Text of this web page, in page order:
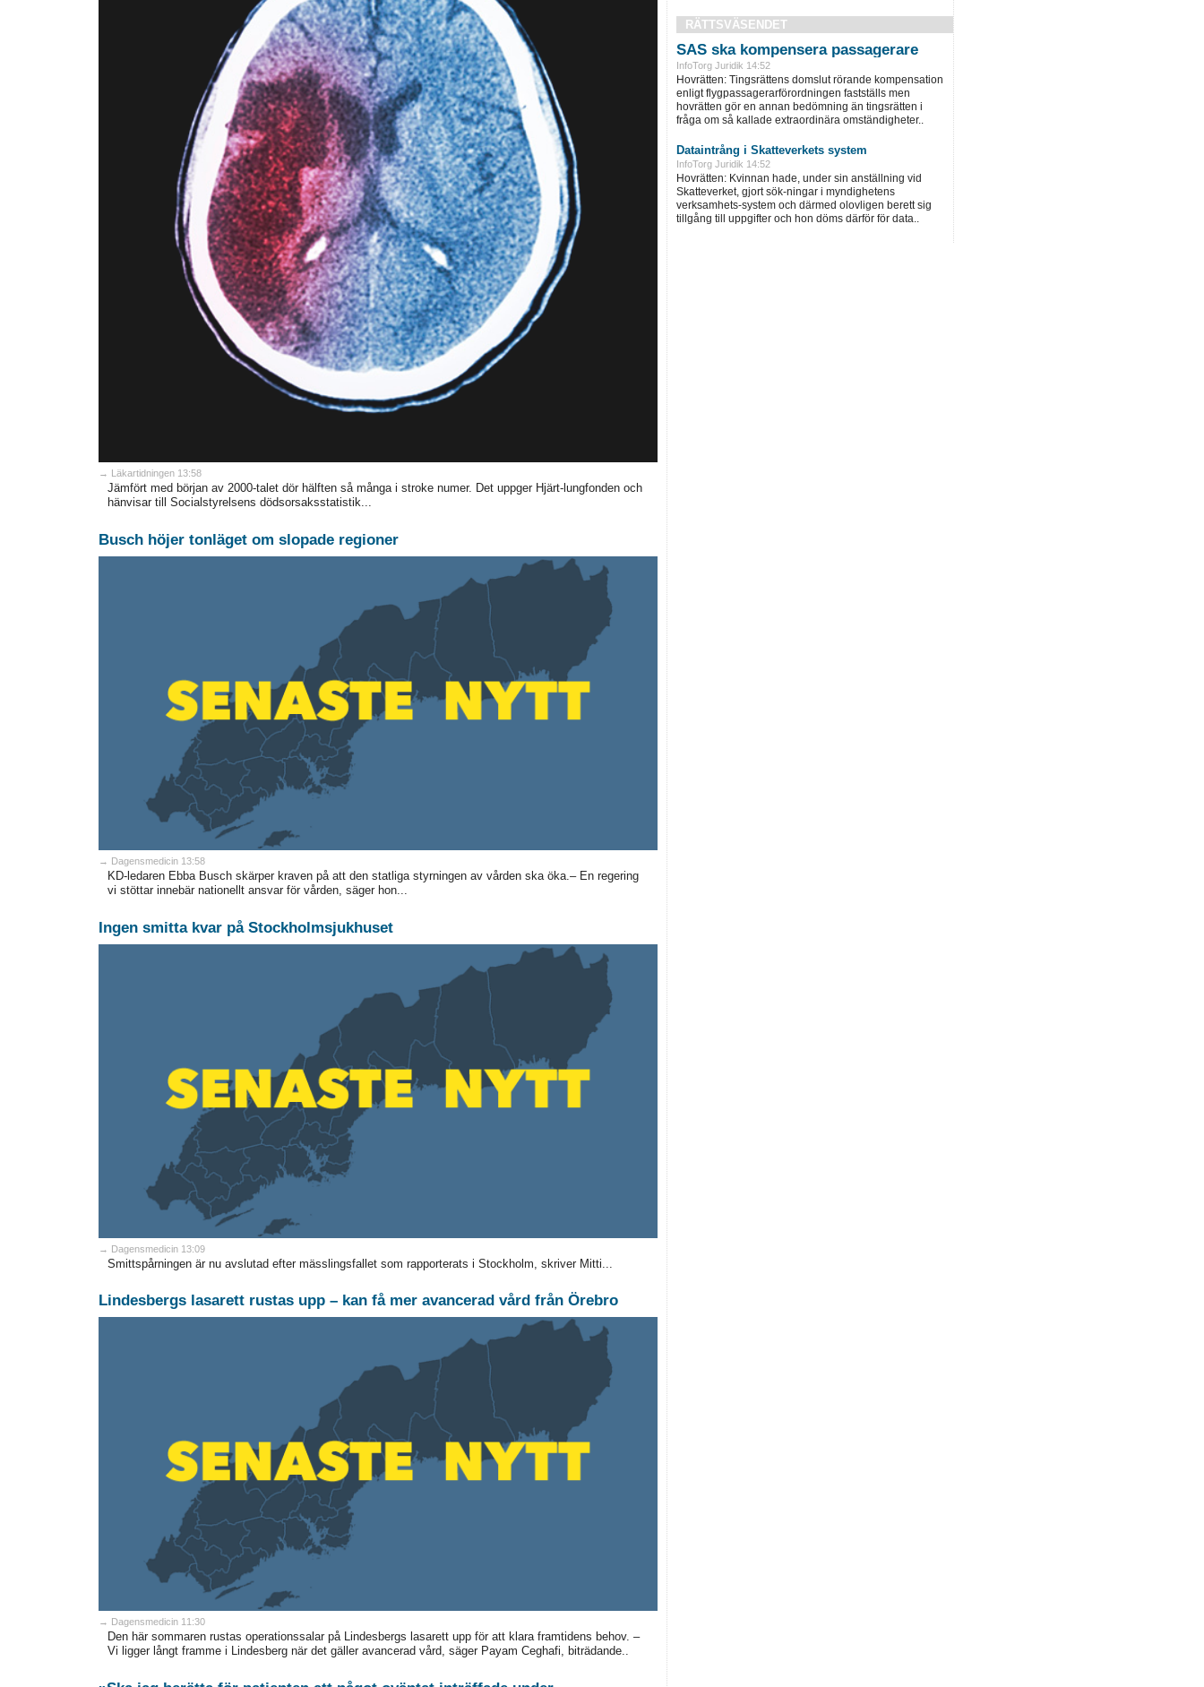
→ Läkartidningen 13:58
Jämfört med början av 2000-talet dör hälften så många i stroke numer. Det uppger Hjärt-lungfonden och
hänvisar till Socialstyrelsens dödsorsaksstatistik...
Busch höjer tonläget om slopade regioner
→ Dagensmedicin 13:58
KD-ledaren Ebba Busch skärper kraven på att den statliga styrningen av vården ska öka.– En regering
vi stöttar innebär nationellt ansvar för vården, säger hon...
Ingen smitta kvar på Stockholmsjukhuset
→ Dagensmedicin 13:09
Smittspårningen är nu avslutad efter mässlingsfallet som rapporterats i Stockholm, skriver Mitti...
Lindesbergs lasarett rustas upp – kan få mer avancerad vård från Örebro
→ Dagensmedicin 11:30
Den här sommaren rustas operationssalar på Lindesbergs lasarett upp för att klara framtidens behov. –
Vi ligger långt framme i Lindesberg när det gäller avancerad vård, säger Payam Ceghafi, biträdande..
RÄTTSVÄSENDET
SAS ska kompensera passagerare
InfoTorg Juridik 14:52
Hovrätten: Tingsrättens domslut rörande kompensation
enligt flygpassagerarförordningen fastställs men
hovrätten gör en annan bedömning än tingsrätten i
fråga om så kallade extraordinära omständigheter..
Dataintrång i Skatteverkets system
InfoTorg Juridik 14:52
Hovrätten: Kvinnan hade, under sin anställning vid
Skatteverket, gjort sök-ningar i myndighetens
verksamhets-system och därmed olovligen berett sig
tillgång till uppgifter och hon döms därför för data..